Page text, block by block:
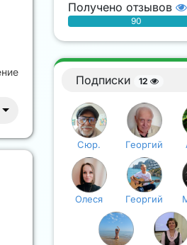
Получено отзывов
90
Подписки 12
Сюр. Георгий
Олеся Георгий